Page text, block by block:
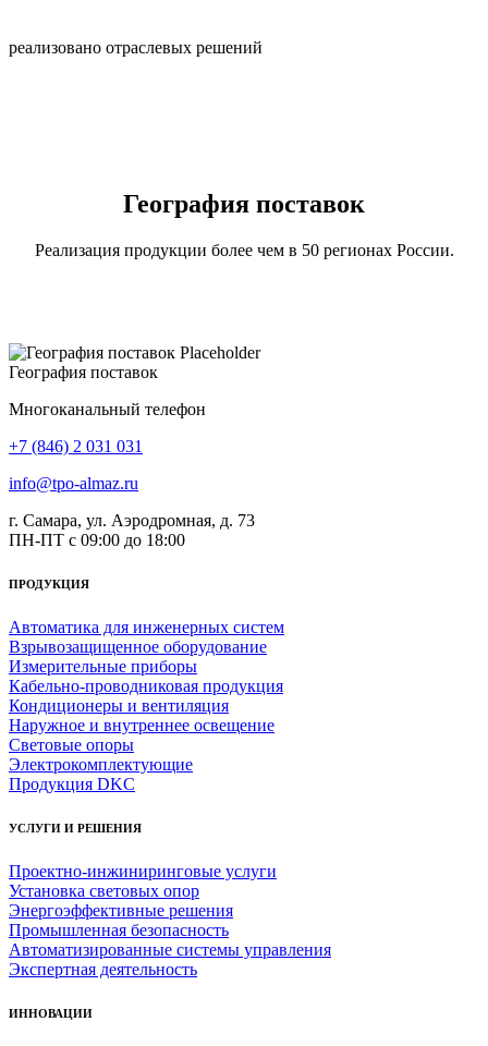
реализовано отраслевых решений
География поставок
Реализация продукции более чем в 50 регионах России.
География поставок
Многоканальный телефон
+7 (846) 2 031 031
info@tpo-almaz.ru
г. Самара, ул. Аэродромная, д. 73
ПН-ПТ с 09:00 до 18:00
ПРОДУКЦИЯ
Автоматика для инженерных систем
Взрывозащищенное оборудование
Измерительные приборы
Кабельно-проводниковая продукция
Кондиционеры и вентиляция
Наружное и внутреннее освещение
Световые опоры
Электрокомплектующие
Продукция DKC
УСЛУГИ И РЕШЕНИЯ
Проектно-инжиниринговые услуги
Установка световых опор
Энергоэффективные решения
Промышленная безопасность
Автоматизированные системы управления
Экспертная деятельность
ИННОВАЦИИ